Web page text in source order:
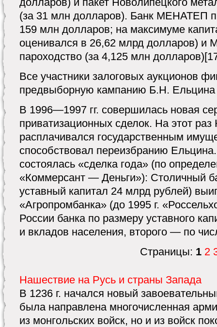
(за 31 млн долларов). Банк МЕНАТЕП
159 млн долларов; на максимуме
оценивался в 26,62 млрд долларов) и
пароходство (за 4,125 млн
Все участники залоговых аукционов
предвыборную кампанию Б.Н. Ельцина
В 1996—1997 гг. совершилась новая
приватизационных сделок. На этот
расплачивался государственным
способствовал переизбранию
состоялась «сделка года» (по
«Коммерсант — Деньги»): Столичный
уставный капитал 24 млрд рублей)
«Агропромбанка» (до 1995 г.
России банка по размеру уставного
и вкладов населения, второго — по
Страницы: 1 2
Нашествие на Русь и страны Запада
В 1236 г. начался новый
была направлена многочисленная
из монгольских войск, но и из войск